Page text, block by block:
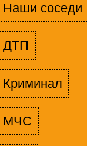
Наши соседи
ДТП
Криминал
МЧС